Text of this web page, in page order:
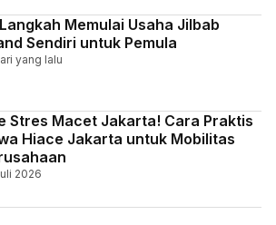
Memulai Usaha Jilbab
Sendiri untuk Pemula
yang lalu
Stres Macet Jakarta! Cara Praktis
Hiace Jakarta untuk Mobilitas
2026